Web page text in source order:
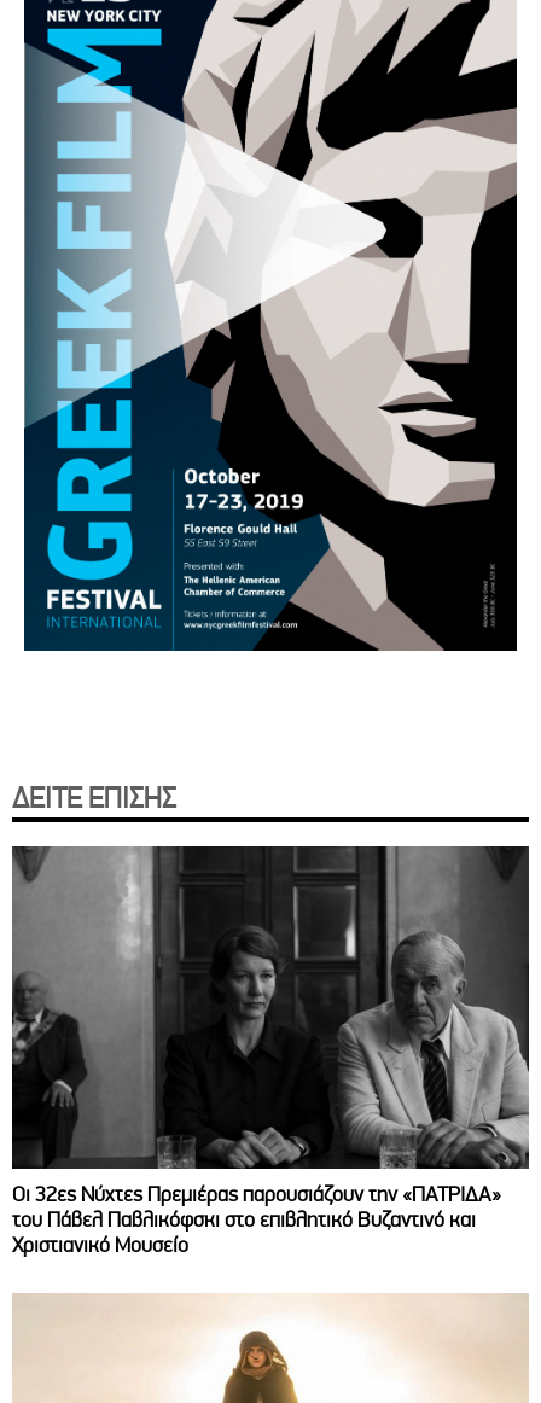
ΔΕΙΤΕ ΕΠΙΣΗΣ
Οι 32ες Νύχτες Πρεμιέρας παρουσιάζουν την «ΠΑΤΡΙΔΑ»
του Πάβελ Παβλικόφσκι στο επιβλητικό Βυζαντινό και
Χριστιανικό Μουσείο